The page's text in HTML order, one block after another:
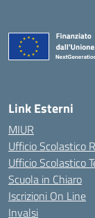
Link Esterni
MIUR
Ufficio Scolastico
Ufficio Scolastico
Scuola in Chiaro
Iscrizioni On Line
Invalsi